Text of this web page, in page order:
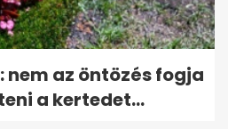
nem az öntözés fogja
a kertedet...